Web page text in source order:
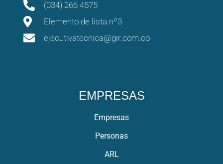
(034) 266 4575
Elemento de lista nº3
ejecutivatecnica@gir.com.co
EMPRESAS
Empresas
Personas
ARL